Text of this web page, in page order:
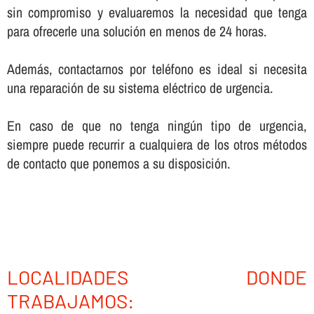
sin compromiso y evaluaremos la necesidad que tenga
para ofrecerle una solución en menos de 24 horas.
Además, contactarnos por teléfono es ideal si necesita
una reparación de su sistema eléctrico de urgencia.
En caso de que no tenga ningún tipo de urgencia,
siempre puede recurrir a cualquiera de los otros métodos
de contacto que ponemos a su disposición.
LOCALIDADES DONDE
TRABAJAMOS: